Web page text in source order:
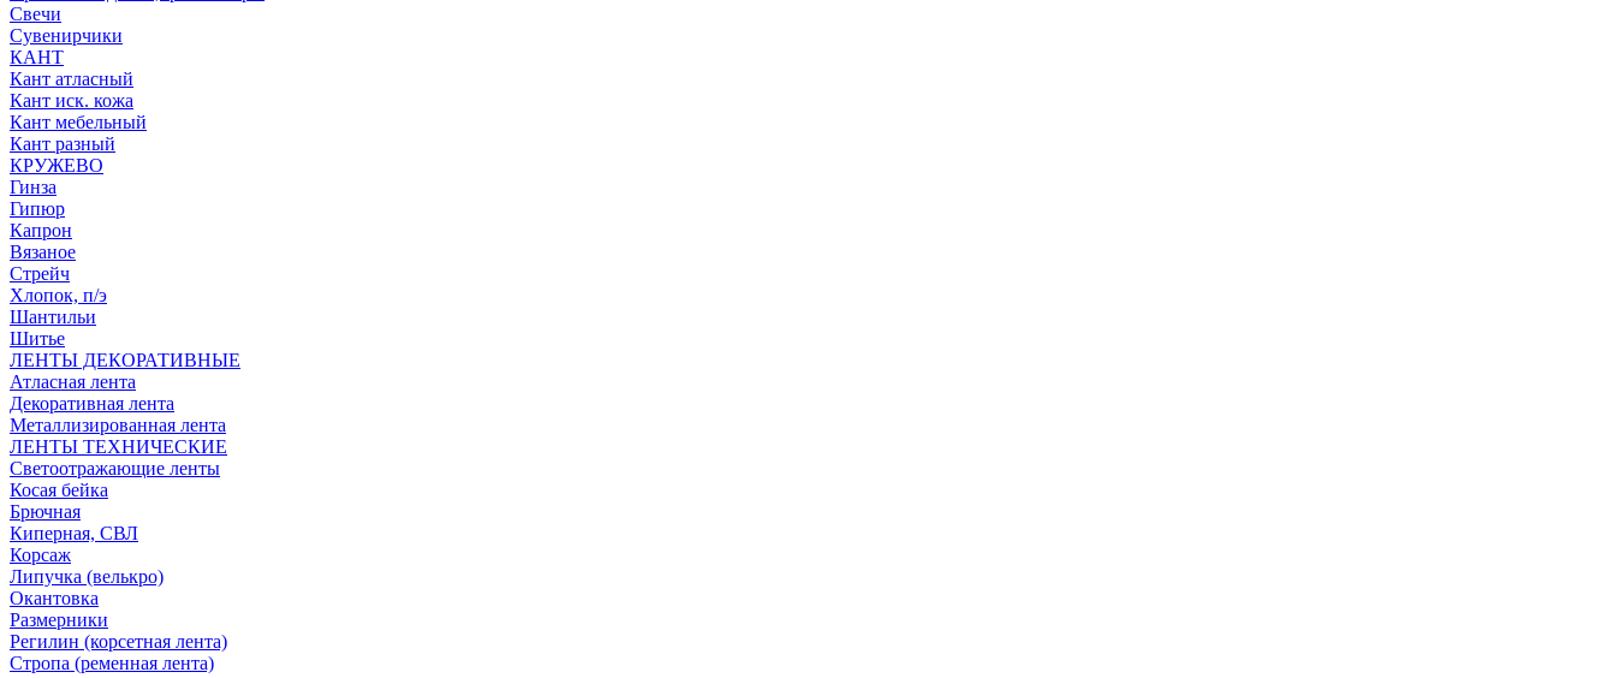
Свечи
Сувенирчики
КАНТ
Кант атласный
Кант иск. кожа
Кант мебельный
Кант разный
КРУЖЕВО
Гинза
Гипюр
Капрон
Вязаное
Стрейч
Хлопок, п/э
Шантильи
Шитье
ЛЕНТЫ ДЕКОРАТИВНЫЕ
Атласная лента
Декоративная лента
Металлизированная лента
ЛЕНТЫ ТЕХНИЧЕСКИЕ
Светоотражающие ленты
Косая бейка
Брючная
Киперная, СВЛ
Корсаж
Липучка (велькро)
Окантовка
Размерники
Регилин (корсетная лента)
Стропа (ременная лента)